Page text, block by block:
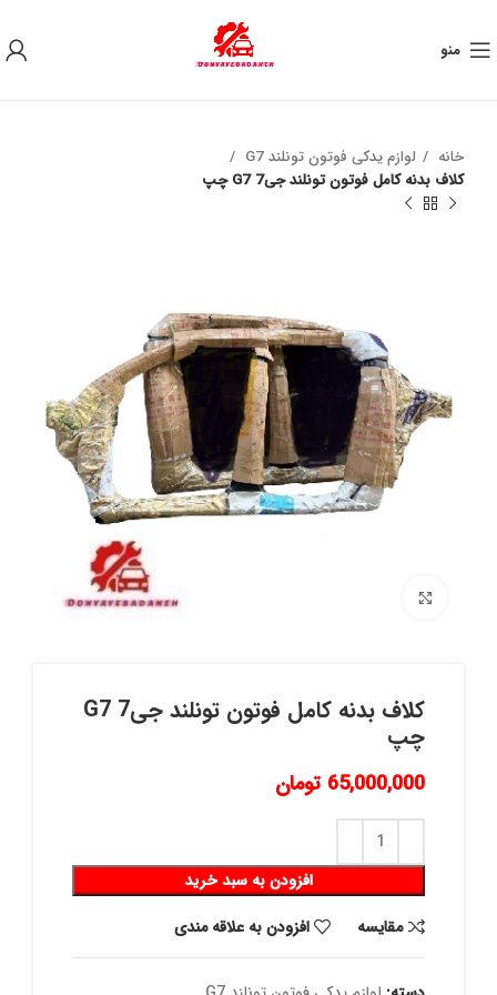
منو
خانه
لوازم یدکی فوتون تونلند G7
كلاف بدنه كامل فوتون تونلند جی7 G7 چپ
كلاف بدنه كامل فوتون تونلند جی7 G7
چپ
65,000,000 تومان
افزودن به سبد خرید
مقايسه
افزودن به علاقه مندی
به علت نوسان ارز ، لطفا قبل از خرید تماس بگیرید.